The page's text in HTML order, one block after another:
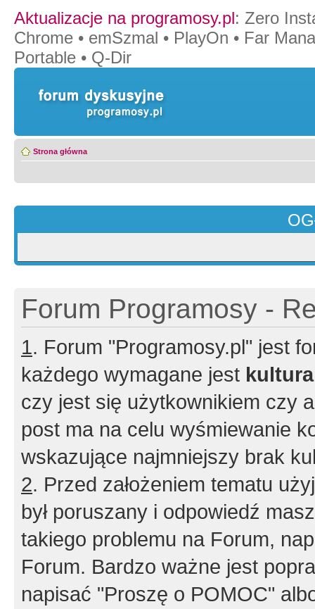
Aktualizacje na programosy.pl: Zero
Chrome • emSzmal • PlayOn • Far
Portable • Q-Dir
Strona główna
Forum Programosy -
1. Forum "Programosy.pl" jest
każdego wymagane jest
czy jest się użytkownikiem czy
post ma na celu wyśmiewanie
wskazujące najmniejszy brak
2. Przed założeniem tematu
był poruszany i odpowiedź
takiego problemu na Forum,
Forum. Bardzo ważne jest
napisać "Proszę o POMOC"